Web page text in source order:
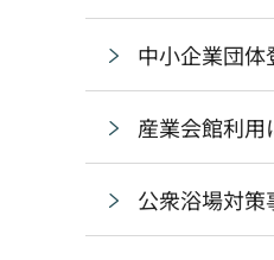
中小企業団体
産業会館利用
公衆浴場対策